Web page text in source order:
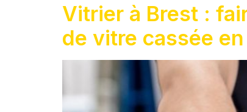
Vitrier à Brest :
de vitre cassée